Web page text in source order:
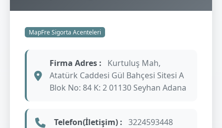
MapFre Sigorta Acenteleri
Firma Adres :
Kurtuluş Mah,
Atatürk Caddesi Gül Bahçesi Sitesi A
Blok No: 84 K: 2 01130 Seyhan Adana
Telefon(İletişim) : 3224593448